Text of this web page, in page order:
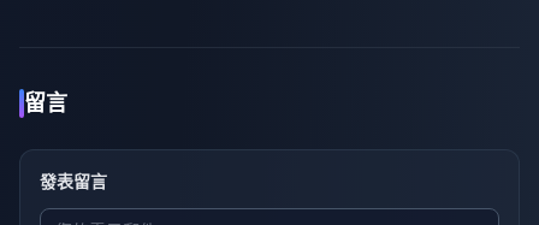
留言
發表留言